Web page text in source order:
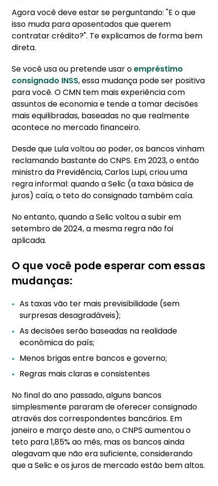
Agora você deve estar se perguntando: "E o que
isso muda para aposentados que querem
contratar crédito?". Te explicamos de forma bem
direta.
Se você usa ou pretende usar oempréstimo
consignado INSS, essa mudança pode ser positiva
para você. O CMN tem mais experiência com
assuntos de economia e tende a tomar decisões
mais equilibradas, baseadas no que realmente
acontece no mercado financeiro.
Desde que Lula voltou ao poder, os bancos vinham
reclamando bastante do CNPS. Em 2023, o então
ministro da Previdência, Carlos Lupi, criou uma
regra informal: quando a Selic (a taxa básica de
juros) caía, o teto do consignado também caía.
No entanto, quando a Selic voltou a subir em
setembro de 2024, a mesma regra não foi
aplicada.
O que você pode esperar com essas
mudanças:
As taxas vão ter mais previsibilidade (sem
surpresas desagradáveis);
As decisões serão baseadas na realidade
econômica do país;
Menos brigas entre bancos e governo;
Regras mais claras e consistentes
No final do ano passado, alguns bancos
simplesmente pararam de oferecer consignado
através dos correspondentes bancários. Em
janeiro e março deste ano, o CNPS aumentou o
teto para 1,85% ao mês, mas os bancos ainda
alegavam que não era suficiente, considerando
que a Selic e os juros de mercado estão bem altos.